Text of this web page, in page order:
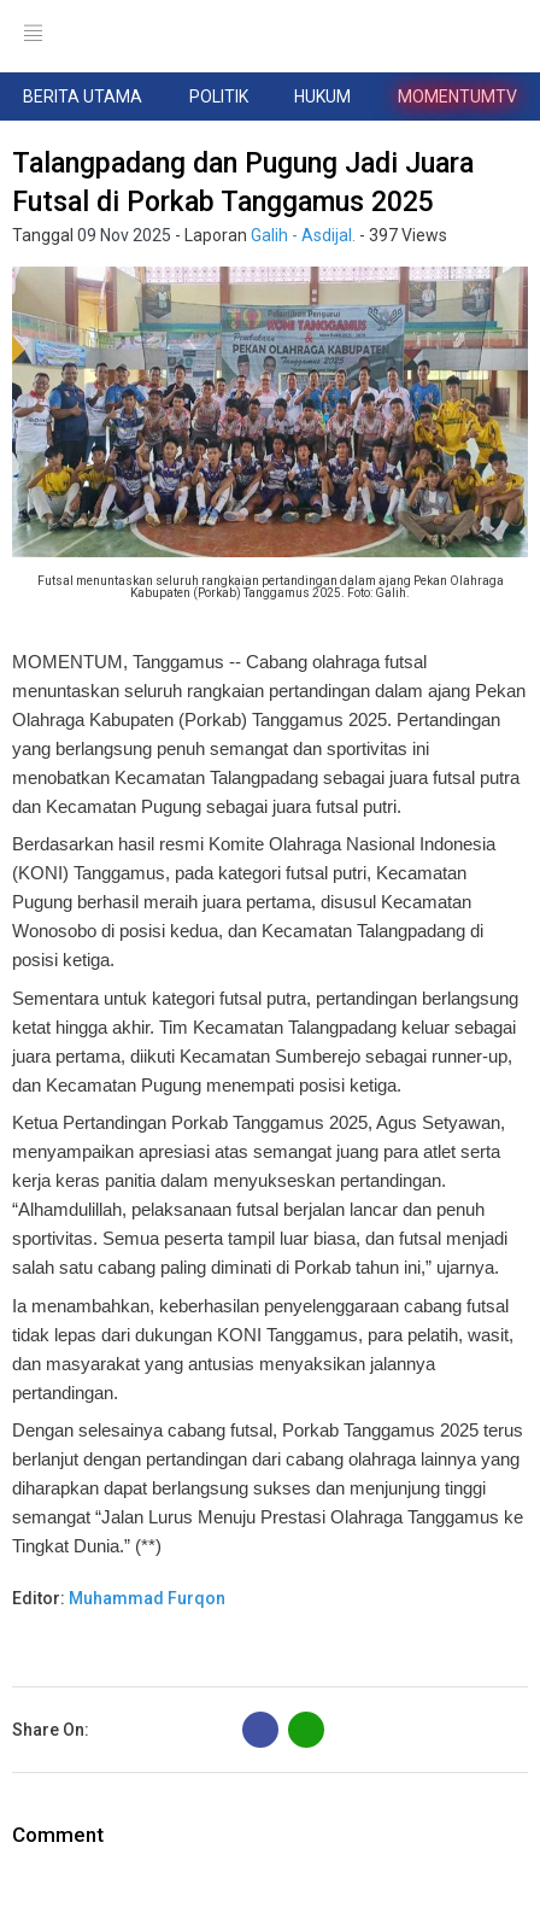
BERITA UTAMA POLITIK HUKUM MOMENTUMTV
Talangpadang dan Pugung Jadi Juara
Futsal di Porkab Tanggamus 2025
Tanggal 09 Nov 2025 - Laporan Galih - Asdijal. - 397 Views
Futsal menuntaskan seluruh rangkaian pertandingan dalam ajang Pekan Olahraga
Kabupaten (Porkab) Tanggamus 2025. Foto: Galih.
MOMENTUM, Tanggamus -- Cabang olahraga futsal
menuntaskan seluruh rangkaian pertandingan dalam ajang Pekan
Olahraga Kabupaten (Porkab) Tanggamus 2025. Pertandingan
yang berlangsung penuh semangat dan sportivitas ini
menobatkan Kecamatan Talangpadang sebagai juara futsal putra
dan Kecamatan Pugung sebagai juara futsal putri.
Berdasarkan hasil resmi Komite Olahraga Nasional Indonesia
(KONI) Tanggamus, pada kategori futsal putri, Kecamatan
Pugung berhasil meraih juara pertama, disusul Kecamatan
Wonosobo di posisi kedua, dan Kecamatan Talangpadang di
posisi ketiga.
Sementara untuk kategori futsal putra, pertandingan berlangsung
ketat hingga akhir. Tim Kecamatan Talangpadang keluar sebagai
juara pertama, diikuti Kecamatan Sumberejo sebagai runner-up,
dan Kecamatan Pugung menempati posisi ketiga.
Ketua Pertandingan Porkab Tanggamus 2025, Agus Setyawan,
menyampaikan apresiasi atas semangat juang para atlet serta
kerja keras panitia dalam menyukseskan pertandingan.
“Alhamdulillah, pelaksanaan futsal berjalan lancar dan penuh
sportivitas. Semua peserta tampil luar biasa, dan futsal menjadi
salah satu cabang paling diminati di Porkab tahun ini,” ujarnya.
Ia menambahkan, keberhasilan penyelenggaraan cabang futsal
tidak lepas dari dukungan KONI Tanggamus, para pelatih, wasit,
dan masyarakat yang antusias menyaksikan jalannya
pertandingan.
Dengan selesainya cabang futsal, Porkab Tanggamus 2025 terus
berlanjut dengan pertandingan dari cabang olahraga lainnya yang
diharapkan dapat berlangsung sukses dan menjunjung tinggi
semangat “Jalan Lurus Menuju Prestasi Olahraga Tanggamus ke
Tingkat Dunia.” (**)
Editor: Muhammad Furqon
Share On:
B
Comment